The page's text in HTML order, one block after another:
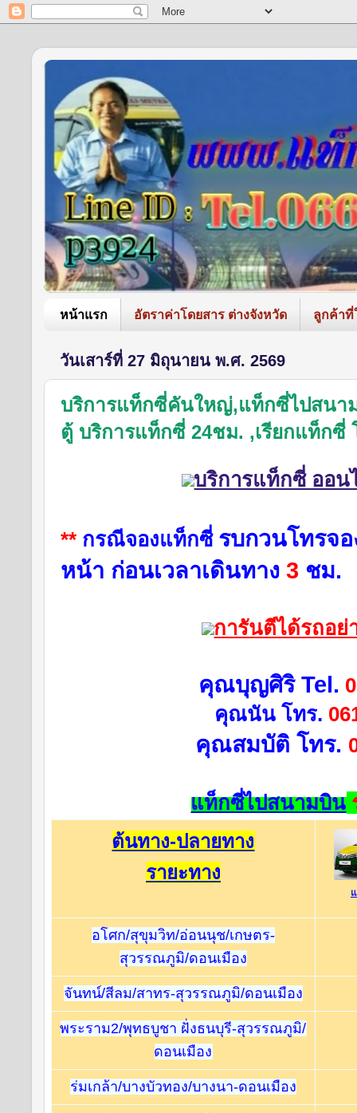
หน้าแรก อัตราค่าโดยสาร ต่างจังหวัด ลูกค้าที่
วันเสาร์ที่ 27 มิถุนายน พ.ศ. 2569
บริการแท็กซี่คันใหญ่,แท็กซี่ไปสนา
ตู้ บริการแท็กซี่ 24ชม. ,เรียกแท็กซี่
บริการแท็กซี่ ออน
** กรณีจองแท็กซี่ รบกวนโทรจ
หน้า ก่อนเวลาเดินทาง 3 ชม.
การันตีได้รถอ
คุณบุญศิริ Tel.
คุณนัน โทร.
คุณสมบัติ โทร.
แท็กซี่ไปสนามบิน
ต้นทาง-ปลายทาง
รายะทาง
อโศก/สุขุมวิท/อ่อนนุช/เกษตร-
สุวรรณภูมิ/ดอนเมือง
จันทน์/สีลม/สาทร-สุวรรณภูมิ/ดอนเมือง
พระราม2/พุทธบูชา ฝั่งธนบุรี-สุวรรณภูมิ/
ดอนเมือง
ร่มเกล้า/บางบัวทอง/บางนา-ดอนเมือง